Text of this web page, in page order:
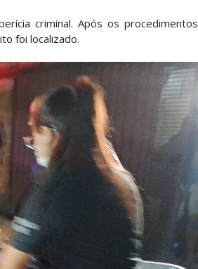
criminal. Após os procedimentos
foi localizado.